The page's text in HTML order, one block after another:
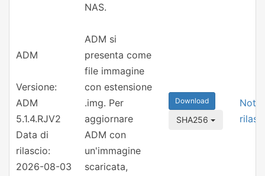
ADM
Versione:
ADM
5.1.4.RJV2
Data di
rilascio:
2026-08-03
NAS.
ADM si
presenta come
file immagine
con estensione
.img. Per
aggiornare
ADM con
un'immagine
scaricata,
Download
SHA256
Note